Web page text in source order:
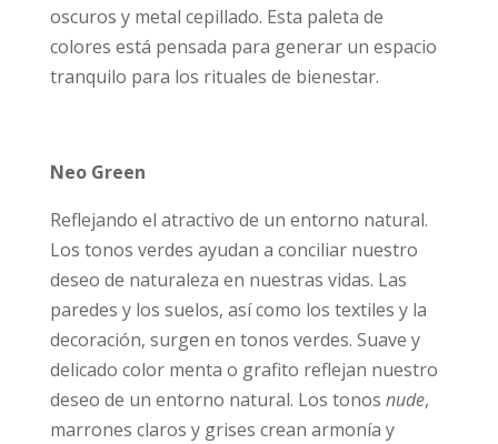
oscuros y metal cepillado. Esta paleta de
colores está pensada para generar un espacio
tranquilo para los rituales de bienestar.
Neo Green
Reflejando el atractivo de un entorno natural.
Los tonos verdes ayudan a conciliar nuestro
deseo de naturaleza en nuestras vidas. Las
paredes y los suelos, así como los textiles y la
decoración, surgen en tonos verdes. Suave y
delicado color menta o grafito reflejan nuestro
deseo de un entorno natural. Los tonos nude,
marrones claros y grises crean armonía y